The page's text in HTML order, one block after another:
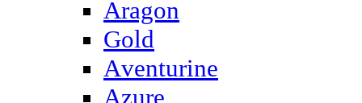
Aragon
Gold
Аventurine
Azure